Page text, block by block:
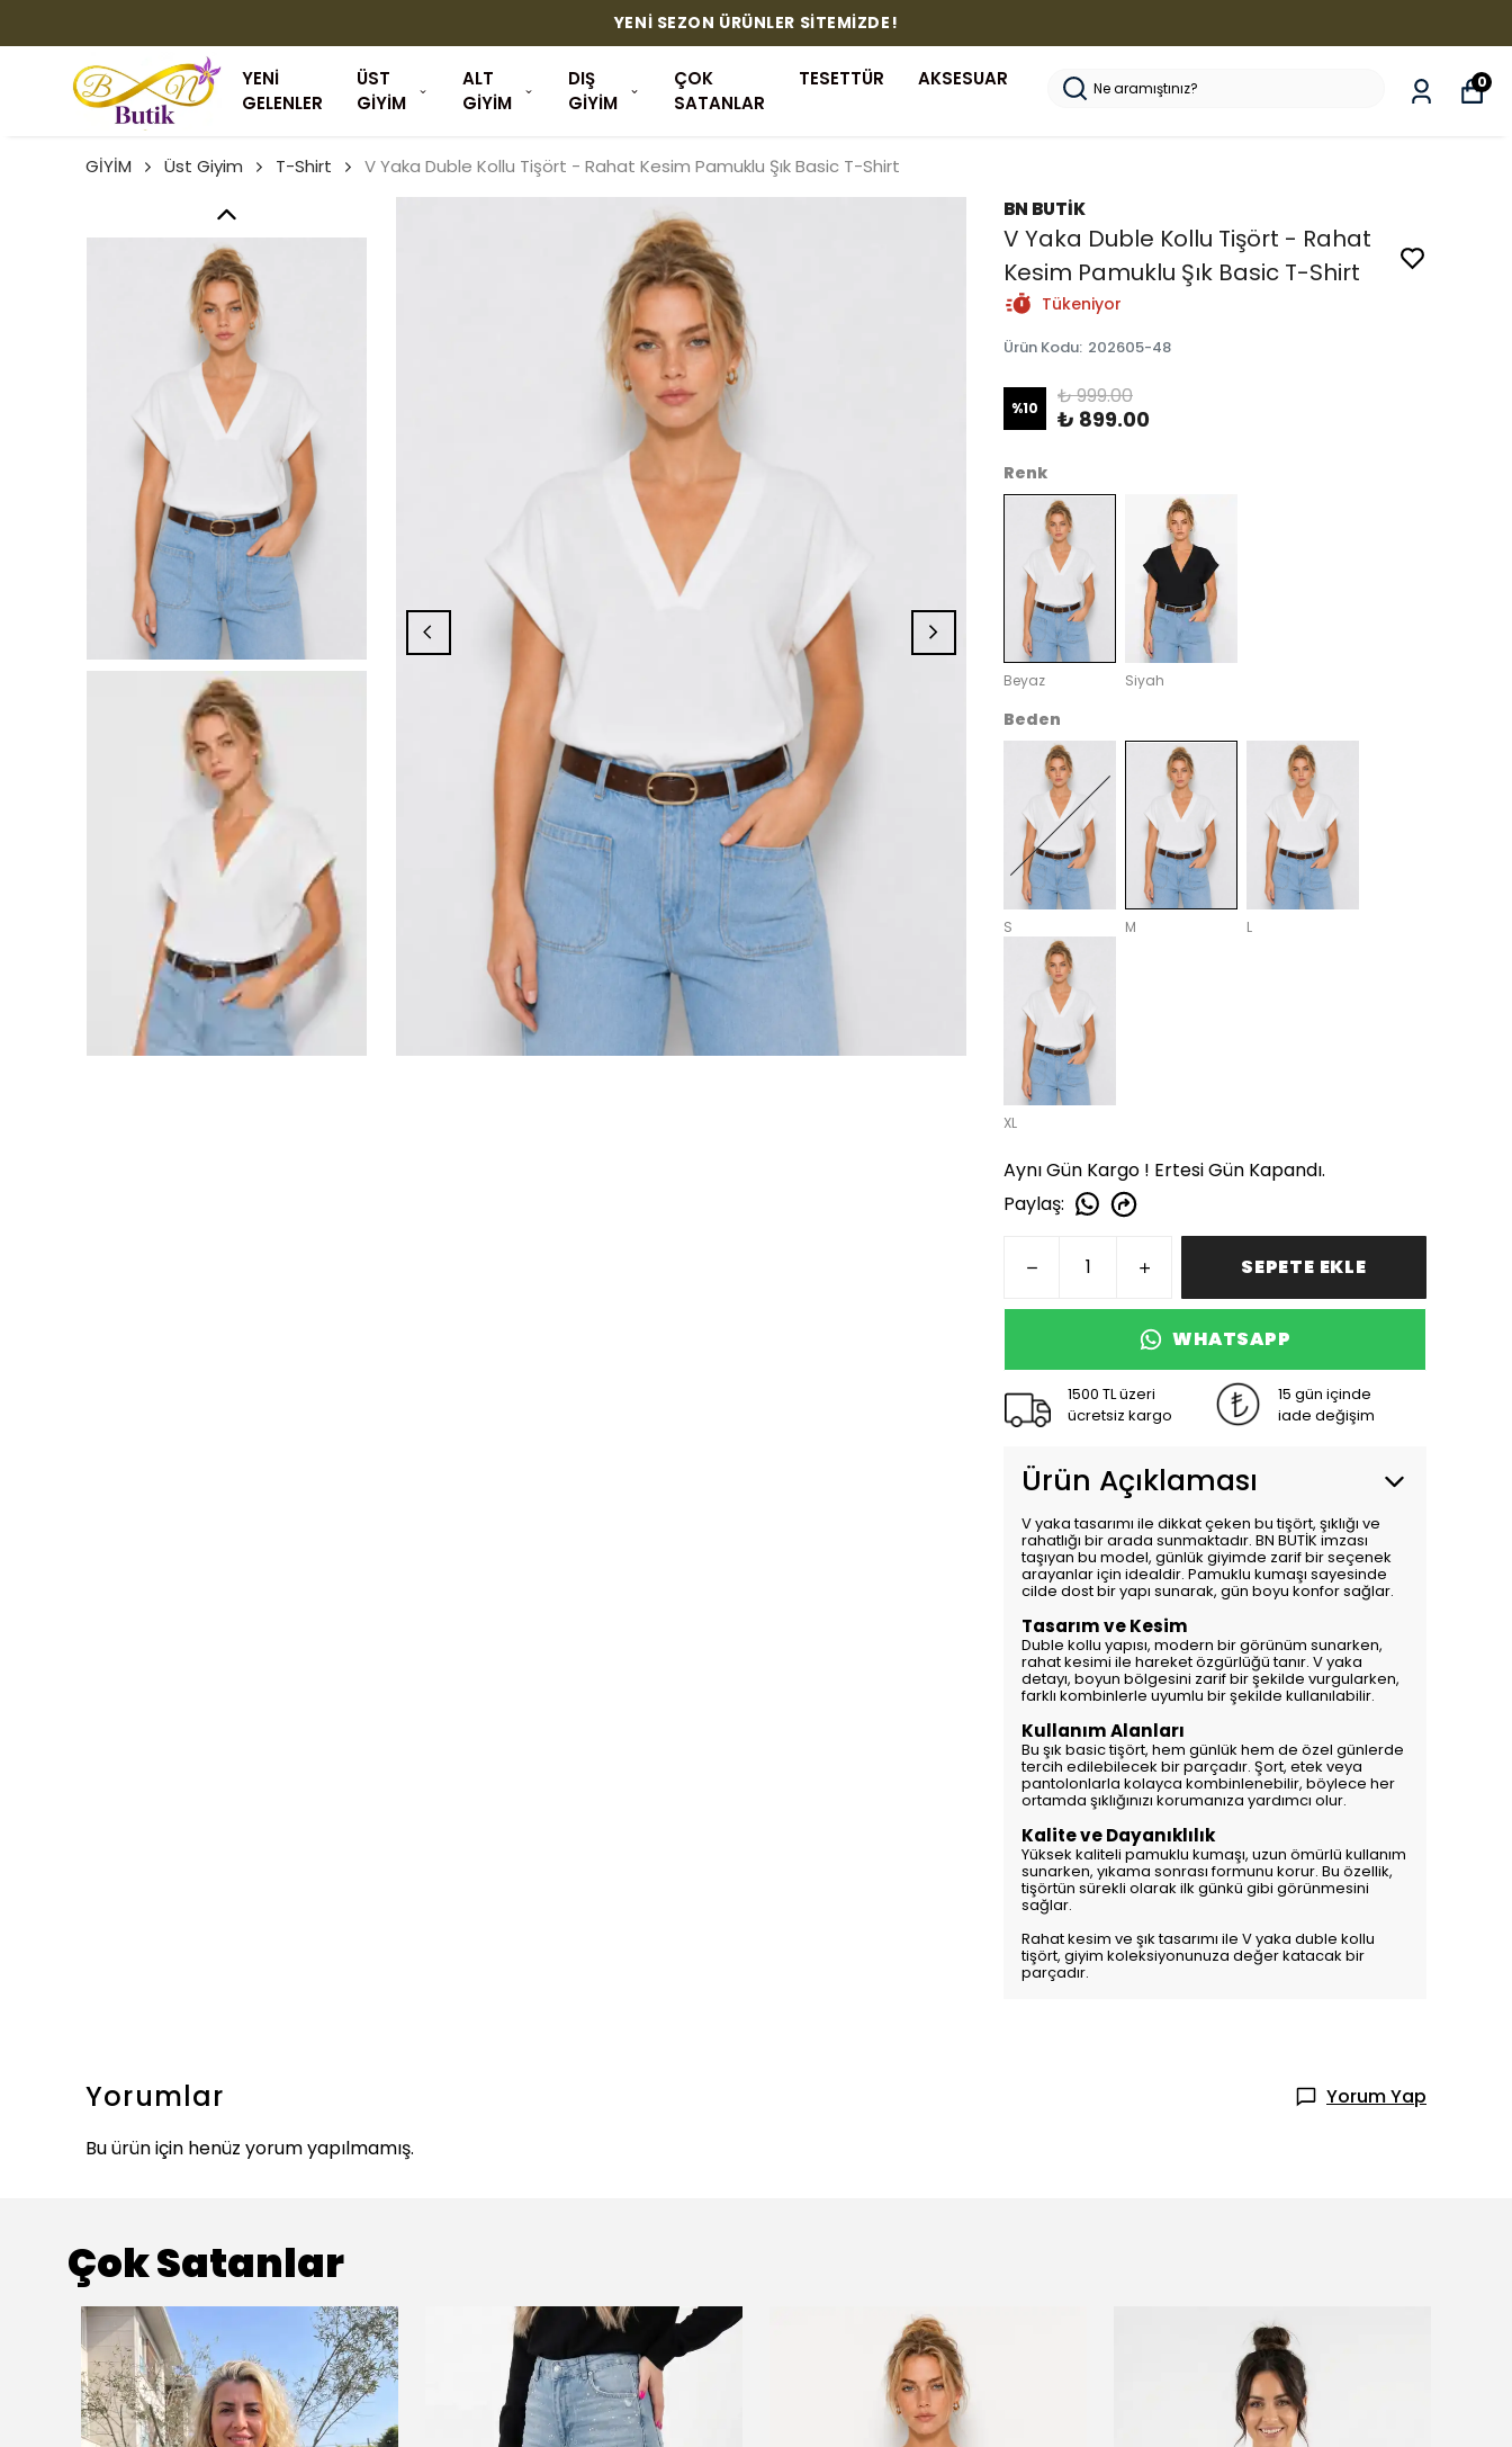
YENİ SEZON ÜRÜNLER SİTEMİZDE!
YENİ
GELENLER
ÜST
GİYİM
ALT
GİYİM
DIŞ
GİYİM
ÇOK
SATANLAR
TESETTÜR AKSESUAR 0
GİYİM Üst Giyim T-Shirt
V Yaka Duble Kollu Tişört - Rahat Kesim Pamuklu Şık Basic T-Shirt
BN BUTİK
V Yaka Duble Kollu Tişört - Rahat
Kesim Pamuklu Şık Basic T-Shirt
Tükeniyor
Ürün Kodu: 202605-48
%10 ₺ 999.00
₺ 899.00
Renk
Beyaz Siyah
Beden
S M L
XL
Aynı Gün Kargo ! Ertesi Gün Kapandı.
Paylaş:
SEPETE EKLE
WHATSAPP
1500 TL üzeri
ücretsiz kargo
15 gün içinde
iade değişim
Ürün Açıklaması
V yaka tasarımı ile dikkat çeken bu tişört, şıklığı ve
rahatlığı bir arada sunmaktadır. BN BUTİK imzası
taşıyan bu model, günlük giyimde zarif bir seçenek
arayanlar için idealdir. Pamuklu kumaşı sayesinde
cilde dost bir yapı sunarak, gün boyu konfor sağlar.
Tasarım ve Kesim
Duble kollu yapısı, modern bir görünüm sunarken,
rahat kesimi ile hareket özgürlüğü tanır. V yaka
detayı, boyun bölgesini zarif bir şekilde vurgularken,
farklı kombinlerle uyumlu bir şekilde kullanılabilir.
Kullanım Alanları
Bu şık basic tişört, hem günlük hem de özel günlerde
tercih edilebilecek bir parçadır. Şort, etek veya
pantolonlarla kolayca kombinlenebilir, böylece her
ortamda şıklığınızı korumanıza yardımcı olur.
Kalite ve Dayanıklılık
Yüksek kaliteli pamuklu kumaşı, uzun ömürlü kullanım
sunarken, yıkama sonrası formunu korur. Bu özellik,
tişörtün sürekli olarak ilk günkü gibi görünmesini
sağlar.
Rahat kesim ve şık tasarımı ile V yaka duble kollu
tişört, giyim koleksiyonunuza değer katacak bir
parçadır.
Yorumlar
Yorum Yap
Bu ürün için henüz yorum yapılmamış.
Çok Satanlar